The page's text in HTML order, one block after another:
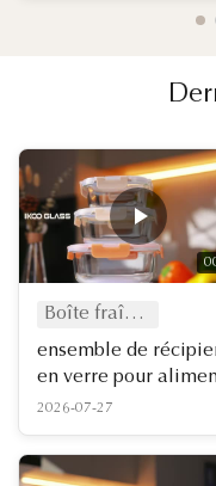
Boîte fraîcheur
ensemble de
en verre pour
2026-07-27